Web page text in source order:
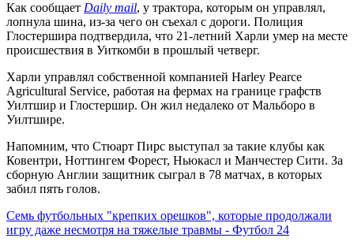
Как сообщает Daily mail, у трактора, которым он управлял,
лопнула шина, из-за чего он съехал с дороги. Полиция
Глостершира подтвердила, что 21-летний Харли умер на месте
происшествия в Уиткомби в прошлый четверг.
Харли управлял собственной компанией Harley Pearce
Agricultural Service, работая на фермах на границе графств
Уилтшир и Глостершир. Он жил недалеко от Мальборо в
Уилтшире.
Напомним, что Стюарт Пирс выступал за такие клубы как
Ковентри, Ноттингем Форест, Ньюкасл и Манчестер Сити. За
сборную Англии защитник сыграл в 78 матчах, в которых
забил пять голов.
Семь футбольных "крепких орешков", которые продолжали
игру даже несмотря на тяжелые травмы - Футбол 24